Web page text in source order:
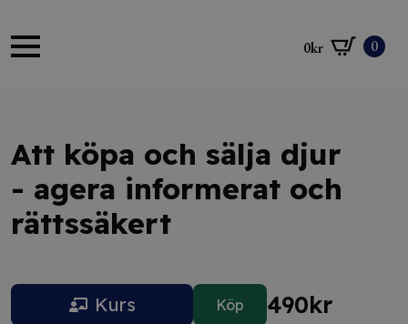
0kr 0
Att köpa och sälja djur
- agera informerat och
rättssäkert
Kurs Köp 490kr